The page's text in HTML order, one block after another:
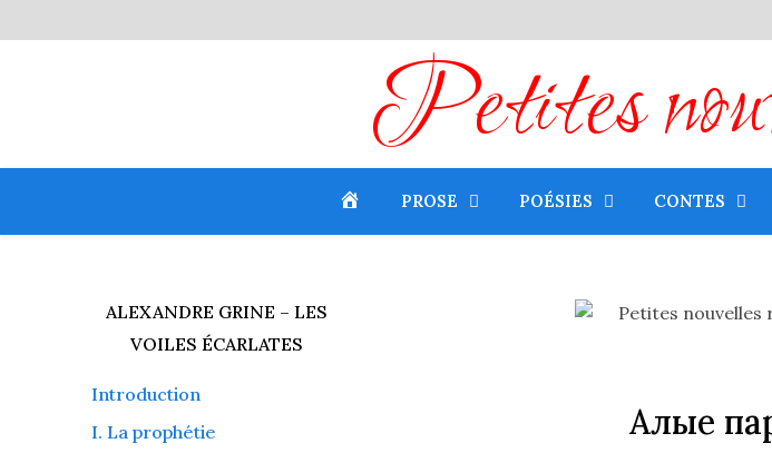
Petites
PROSE POÉSIES CONTES
ALEXANDRE GRINE – LES
VOILES ÉCARLATES
Introduction
I. La prophétie
Алые